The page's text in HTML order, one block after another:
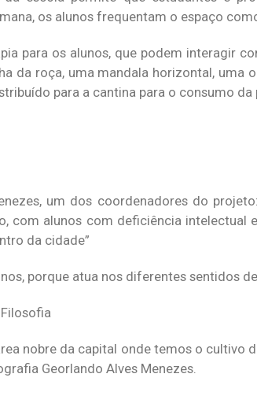
os alunos frequentam o espaço
para os alunos, que podem interagir
da roça, uma mandala horizontal, uma
para a cantina para o consumo
um dos coordenadores do
com alunos com deficiência intelectual
da cidade”
porque atua nos diferentes sentidos
nobre da capital onde temos o cultivo
Georlando Alves Menezes.